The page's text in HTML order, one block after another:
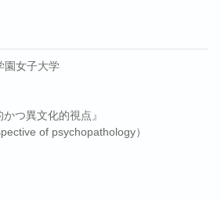
女子大学
つ異文化的視点』
of psychopathology）